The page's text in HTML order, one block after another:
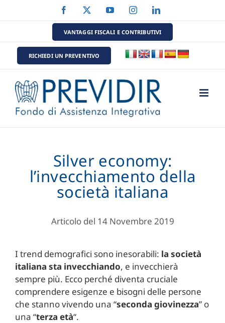
al
Facebook YouTubeInstagramLinkedIn
VANTAGGI FISCALI E CONTRIBUTIVI
RICHIEDI UN PREVENTIVO
Silver economy:
l’invecchiamento della
società italiana
Articolo del 14 Novembre 2019
I trend demografici sono inesorabili: la società
italiana sta invecchiando, e invecchierà
sempre più. Ecco perché diventa cruciale
comprendere esigenze e bisogni delle persone
che stanno vivendo una “seconda giovinezza” o
una “terza età“.